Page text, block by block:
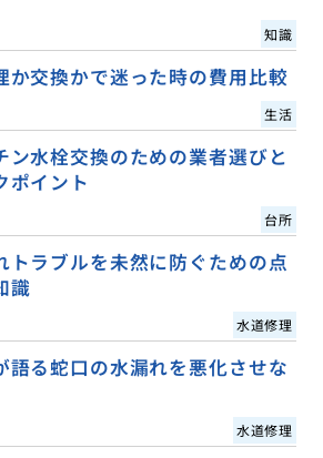
知識
か交換かで迷った時の費用比較
生活
ン水栓交換のための業者選びと
ポイント
台所
トラブルを未然に防ぐための点
識
水道修理
語る蛇口の水漏れを悪化させな
水道修理